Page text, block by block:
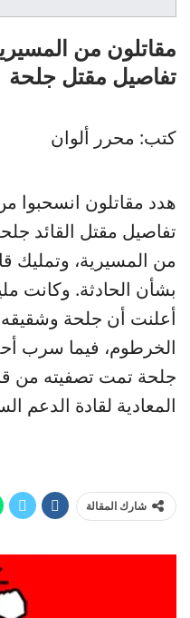
مقاتلون من
تفاصيل مقتل جلحة
كتب: محرر ألوان
هدد مقاتلون
تفاصيل مقتل القائد
من المسيرية، وتمليك
بشأن الحادثة. وكانت
أعلنت أن جلحة
الخرطوم، فيما سرب
جلحة تمت تصفيته من
المعادية لقادة الدعم
شارك المقالة